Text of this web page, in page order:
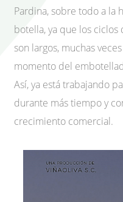
Pardina, sobre todo a la
botella, ya que los
son largos, muchas
momento del
Así, ya está trabajando
durante más tiempo y
crecimiento comercial.